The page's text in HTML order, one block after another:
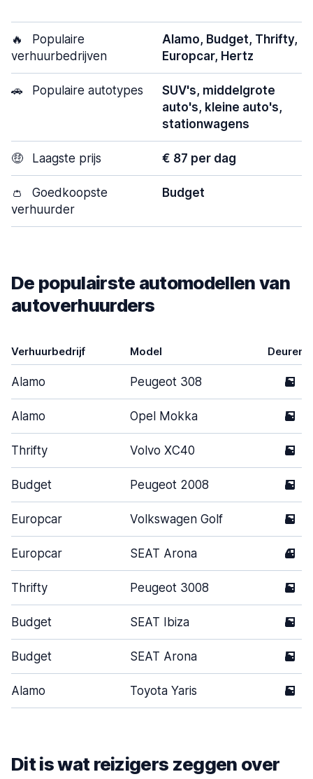
🔥
Populaire
verhuurbedrijven
Alamo, Budget, Thrifty,
Europcar, Hertz
🚗 Populaire autotypes
SUV's, middelgrote
auto's, kleine auto's,
stationwagens
🤑 Laagste prijs € 87 per dag
👛
Goedkoopste
verhuurder
Budget
De populairste automodellen van
autoverhuurders
Verhuurbedrijf Model Deuren
Alamo Peugeot 308 5
Alamo Opel Mokka 5
Thrifty Volvo XC40 5
Budget Peugeot 2008 5
Europcar Volkswagen Golf 5
Europcar SEAT Arona 4
Thrifty Peugeot 3008 5
Budget SEAT Ibiza 5
Budget SEAT Arona 5
Alamo Toyota Yaris 5
Dit is wat reizigers zeggen over